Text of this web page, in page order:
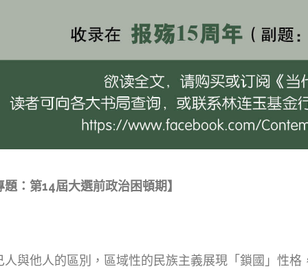
：第14屆大選前政治困頓期】
與他人的區別，區域性的民族主義展現「鎖國」性